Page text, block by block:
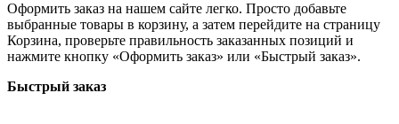
Оформить заказ на нашем сайте легко. Просто добавьте
выбранные товары в корзину, а затем перейдите на страницу
Корзина, проверьте правильность заказанных позиций и
нажмите кнопку «Оформить заказ» или «Быстрый заказ».
Быстрый заказ